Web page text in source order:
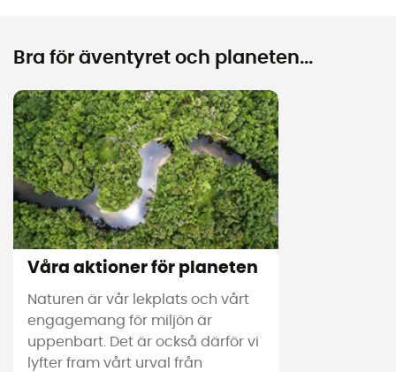
Bra för äventyret och planeten...
Våra aktioner för planeten
Naturen är vår lekplats och vårt
engagemang för miljön är
uppenbart. Det är också därför vi
lyfter fram vårt urval från